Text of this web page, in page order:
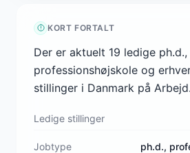
KORT FORTALT
Der er aktuelt 19 ledige ph.d.,
professionshøjskole og
stillinger i Danmark på
Ledige stillinger
Jobtype
ph.d.,